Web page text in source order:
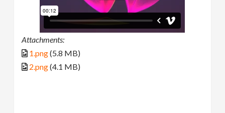
Attachments:
1.png(5.8 MB)
2.png(4.1 MB)